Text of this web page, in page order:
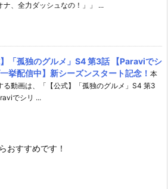
ナ、全力ダッシュなの！」」 ...
】「孤独のグルメ」S4 第3話 【Paraviでシ
挙配信中】新シーズンスタート記念！ 本
る動画は、「【公式】「孤独のグルメ」S4 第3
でシリ ...
おすすめです！